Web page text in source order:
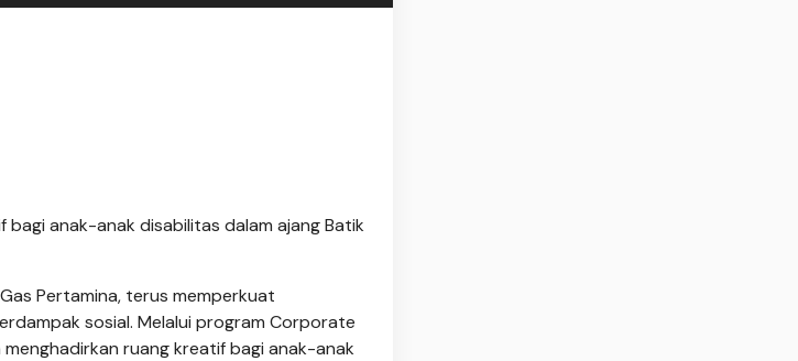
bagi anak-anak disabilitas dalam ajang Batik
Pertamina, terus memperkuat
sosial. Melalui program Corporate
menghadirkan ruang kreatif bagi anak-anak